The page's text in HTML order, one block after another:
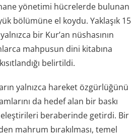
yönetimi hücrelerde bulunan
bölümüne el koydu. Yaklaşık 15
bir Kur’an nüshasının
mahpusun dini kitabına
belirtildi.
yalnızca hareket özgürlüğünü
da hedef alan bir baskı
beraberinde getirdi. Bir
mahrum bırakılması, temel